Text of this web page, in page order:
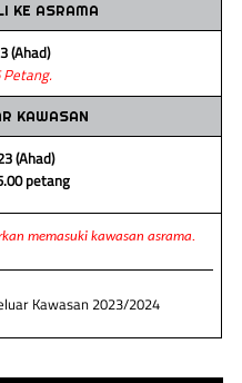
KE ASRAMA
(Ahad)
Petang.
KAWASAN
(Ahad)
petang
memasuki kawasan asrama.
Kawasan 2023/2024